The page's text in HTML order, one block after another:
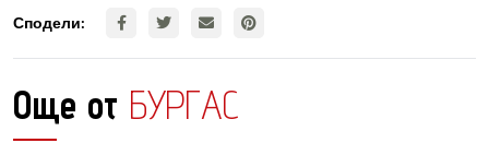
Сподели:
Още от БУРГАС